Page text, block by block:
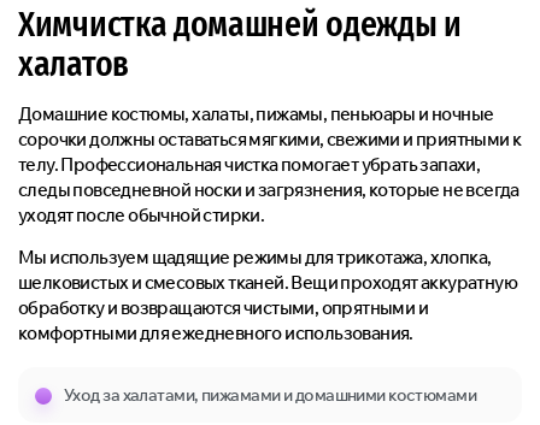
Химчистка домашней одежды и
халатов
Домашние костюмы, халаты, пижамы, пеньюары и ночные
сорочки должны оставаться мягкими, свежими и приятными к
телу. Профессиональная чистка помогает убрать запахи,
следы повседневной носки и загрязнения, которые не всегда
уходят после обычной стирки.
Мы используем щадящие режимы для трикотажа, хлопка,
шелковистых и смесовых тканей. Вещи проходят аккуратную
обработку и возвращаются чистыми, опрятными и
комфортными для ежедневного использования.
Уход за халатами, пижамами и домашними костюмами